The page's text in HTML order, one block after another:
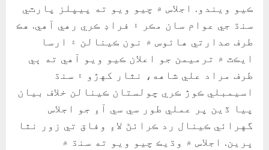
ڪيو ويندو. اجلاس ۾ چيو ويو ته پيپلز پارٽي
سنڌ جي عوام سان مڪر ۽ فراڊ ڪري رهي آهي. هڪ
طرف صدارتي هائوس ۾ نون ڪينالن ۽ ارسا
ايڪٽ ۾ ترميمن جو اعلان ڪيو ويو آهي ته ٻي
طرف مراد علي شاهه، نثار کهڙو ۽ سنڌ
اسيمبلي ڪوڙ ڪري چولستان ڪينالن خلاف بيان
پيا ڏين پر عملي طور سي سي آءِ جو اجلاس
گهرائي ڪينال رد ڪرائڻ لاءِ وفاق تي زور نٿا
ڀرين. اجلاس ۾ وڌيڪ چيو ويو ته سنڌ ۾